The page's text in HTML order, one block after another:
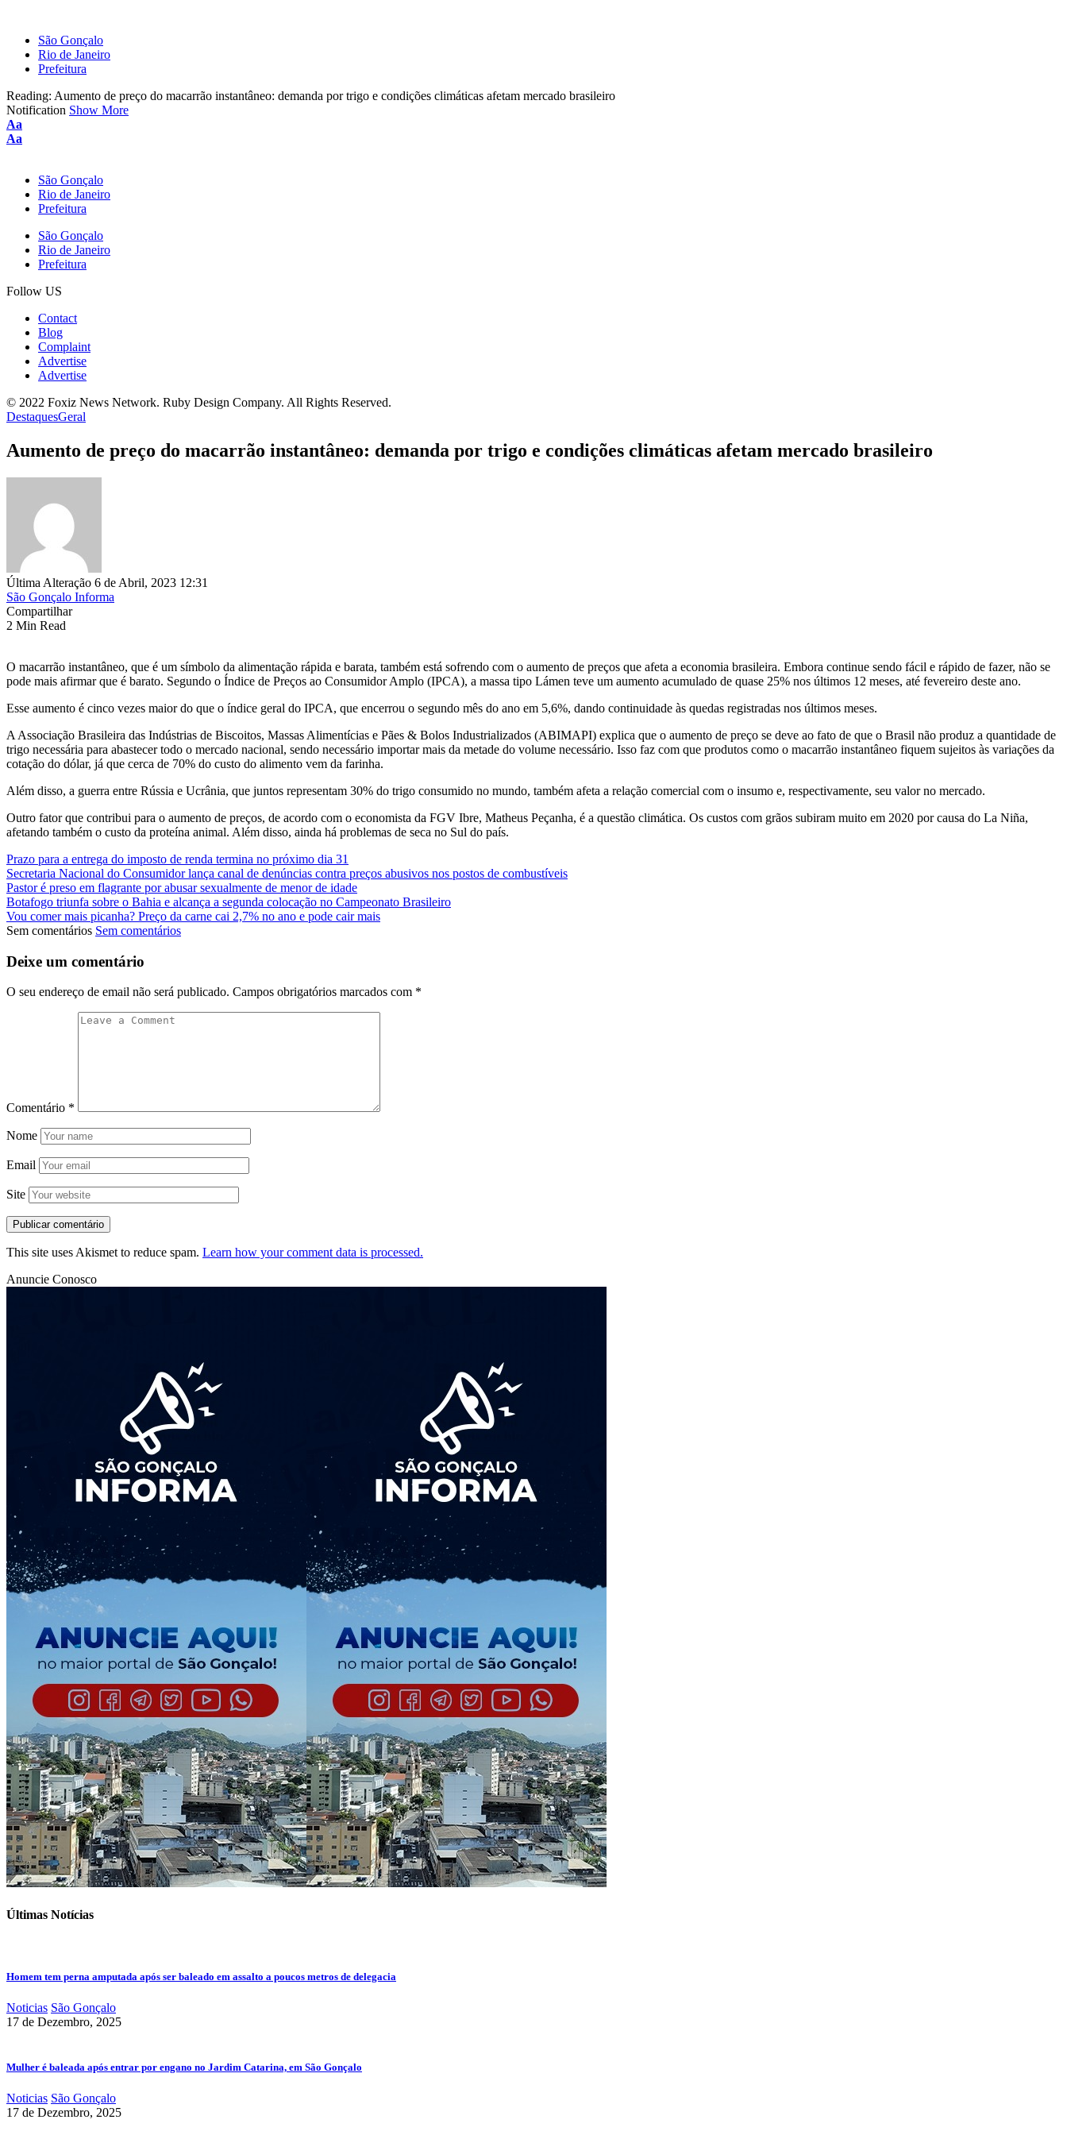
São Gonçalo
Rio de Janeiro
Prefeitura
Reading: Aumento de preço do macarrão instantâneo: demanda por trigo e condições climáticas afetam mercado brasileiro
Notification Show More
Font
Resizer
Aa
Font
Aa
São Gonçalo
Rio de Janeiro
Prefeitura
São Gonçalo
Rio de Janeiro
Prefeitura
Follow US
Contact
Blog
Complaint
Advertise
Advertise
© 2022 Foxiz News Network. Ruby Design Company. All Rights Reserved.
DestaquesGeral
Aumento de preço do macarrão instantâneo: demanda por trigo e condições climáticas afetam mercado brasileiro
Última Alteração 6 de Abril, 2023 12:31
São Gonçalo Informa
Compartilhar
2 Min Read
O macarrão instantâneo, que é um símbolo da alimentação rápida e barata, também está sofrendo com o aumento de preços que afeta a economia brasileira. Embora continue sendo fácil e rápido de fazer, não se
pode mais afirmar que é barato. Segundo o Índice de Preços ao Consumidor Amplo (IPCA), a massa tipo Lámen teve um aumento acumulado de quase 25% nos últimos 12 meses, até fevereiro deste ano.
Esse aumento é cinco vezes maior do que o índice geral do IPCA, que encerrou o segundo mês do ano em 5,6%, dando continuidade às quedas registradas nos últimos meses.
A Associação Brasileira das Indústrias de Biscoitos, Massas Alimentícias e Pães & Bolos Industrializados (ABIMAPI) explica que o aumento de preço se deve ao fato de que o Brasil não produz a quantidade de
trigo necessária para abastecer todo o mercado nacional, sendo necessário importar mais da metade do volume necessário. Isso faz com que produtos como o macarrão instantâneo fiquem sujeitos às variações da
cotação do dólar, já que cerca de 70% do custo do alimento vem da farinha.
Além disso, a guerra entre Rússia e Ucrânia, que juntos representam 30% do trigo consumido no mundo, também afeta a relação comercial com o insumo e, respectivamente, seu valor no mercado.
Outro fator que contribui para o aumento de preços, de acordo com o economista da FGV Ibre, Matheus Peçanha, é a questão climática. Os custos com grãos subiram muito em 2020 por causa do La Niña,
afetando também o custo da proteína animal. Além disso, ainda há problemas de seca no Sul do país.
Prazo para a entrega do imposto de renda termina no próximo dia 31
Secretaria Nacional do Consumidor lança canal de denúncias contra preços abusivos nos postos de combustíveis
Pastor é preso em flagrante por abusar sexualmente de menor de idade
Botafogo triunfa sobre o Bahia e alcança a segunda colocação no Campeonato Brasileiro
Vou comer mais picanha? Preço da carne cai 2,7% no ano e pode cair mais
Sem comentários Sem comentários
Deixe um comentário
O seu endereço de email não será publicado. Campos obrigatórios marcados com *
Comentário *
Nome
Email
Site
This site uses Akismet to reduce spam. Learn how your comment data is processed.
Anuncie Conosco
Últimas Notícias
Homem tem perna amputada após ser baleado em assalto a poucos metros de delegacia
Noticias São Gonçalo
17 de Dezembro, 2025
Mulher é baleada após entrar por engano no Jardim Catarina, em São Gonçalo
Noticias São Gonçalo
17 de Dezembro, 2025